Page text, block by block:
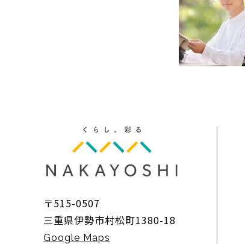
〒515-0507
三重県伊勢市村松町1380-18
Google Maps